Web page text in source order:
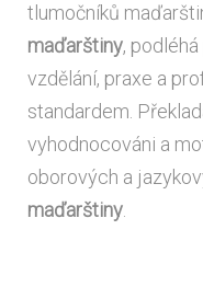
tlumočníků
maďarštiny,
vzdělání, praxe a
standardem.
vyhodnocováni a
oborových a
maďarštiny